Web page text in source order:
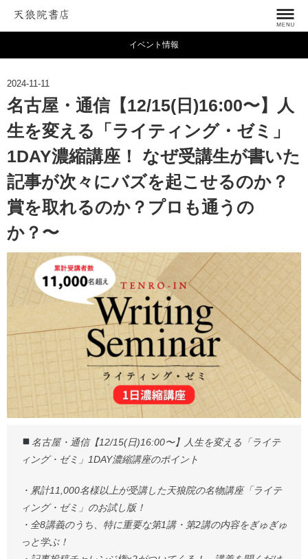
イベント情報
2024-11-11
名古屋・通信【12/15(日)16:00〜】人
生を変える「ライティング・ゼミ」
1DAY濃縮講座！ なぜ受講生が書いた
記事が次々にバズを起こせるのか？
賞を取れるのか？プロも通うの
か？〜
名古屋・通信【12/15(日)16:00〜】人生を変える「ライテ
ィング・ゼミ」1DAY濃縮講座のポイント
・累計11,000名様以上が受講した天狼院の名物講座「ライテ
ィング・ゼミ」のお試し版！
・全8講義のうち、特に重要な第1講・第2講の内容をぎゅぎゅ
っと学ぶ！